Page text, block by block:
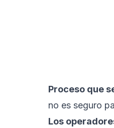
Proceso que
no es seguro
Los